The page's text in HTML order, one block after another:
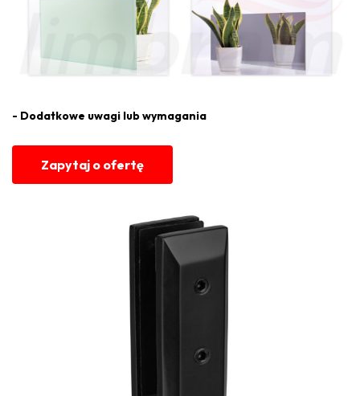
- Dodatkowe uwagi lub wymagania
Zapytaj o ofertę